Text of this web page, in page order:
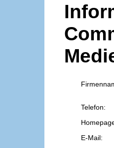
Telefon:
E-Mail: